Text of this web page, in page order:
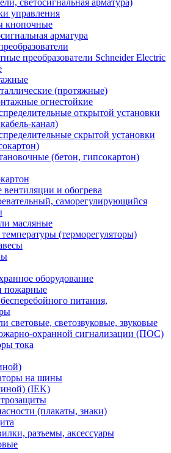
светосигнальная арматура)
управления
кнопочные
арматура
преобразователи Schneider Electric
(протяжные)
огнестойкие
открытой установки
канал)
скрытой установки
(бетон, гипсокартон)
и обогрева
саморегулирующийся
масляные
(терморегуляторы)
оборудование
пожарные
питания,
световые, светозвуковые, звуковые
охранной сигнализации (ПОС)
тока
на шины
(IEK)
(плакаты, знаки)
разъемы, аксессуары